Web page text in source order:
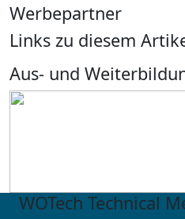
Werbepartner
Links zu diesem
Aus- und
WOTech Technical